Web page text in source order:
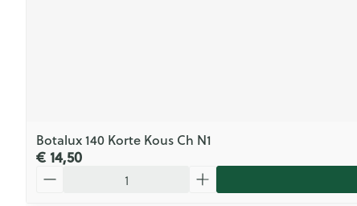
Botalux 140 Korte Kous Ch N1
€ 14,50